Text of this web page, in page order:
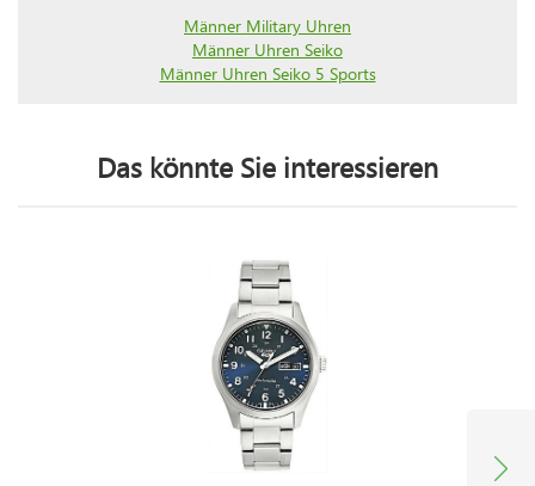
Männer Military Uhren
Männer Uhren Seiko
Männer Uhren Seiko 5 Sports
Das könnte Sie interessieren